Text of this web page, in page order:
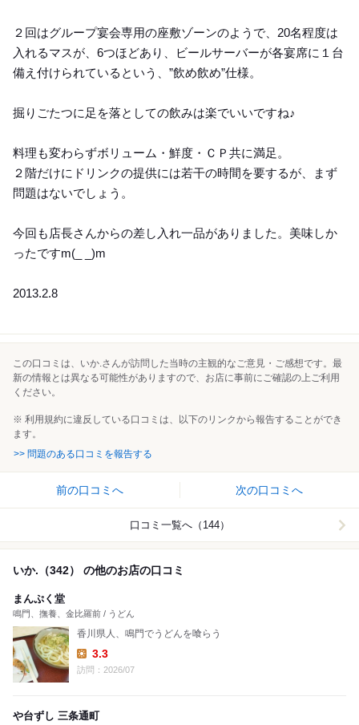
２回はグループ宴会専用の座敷ゾーンのようで、20名程度は
入れるマスが、6つほどあり、ビールサーバーが各宴席に１台
備え付けられているという、”飲め飲め”仕様。
掘りごたつに足を落としての飲みは楽でいいですね♪
料理も変わらずボリューム・鮮度・ＣＰ共に満足。
２階だけにドリンクの提供には若干の時間を要するが、まず
問題はないでしょう。
今回も店長さんからの差し入れ一品がありました。美味しか
ったですm(_ _)m
2013.2.8
この口コミは、いか.さんが訪問した当時の主観的なご意見・ご感想です。最
新の情報とは異なる可能性がありますので、お店に事前にご確認の上ご利用
ください。
※ 利用規約に違反している口コミは、以下のリンクから報告することができ
ます。
>> 問題のある口コミを報告する
前の口コミへ 次の口コミへ
口コミ一覧へ（144）
いか.（342） の他のお店の口コミ
まんぷく堂
鳴門、撫養、金比羅前 / うどん
香川県人、鳴門でうどんを喰らう
Lunch:
3.3
訪問：2026/07
や台ずし 三条通町